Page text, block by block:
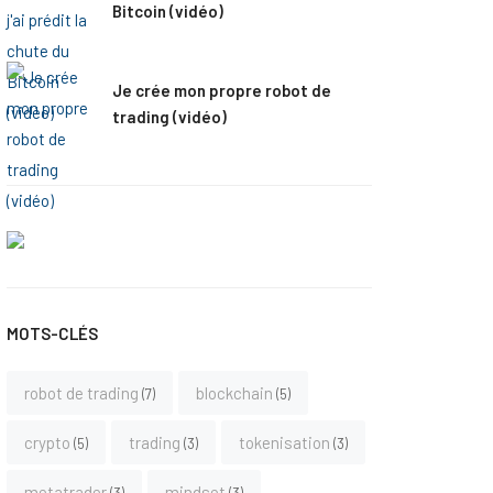
Bitcoin (vidéo)
Je crée mon propre robot de
trading (vidéo)
MOTS-CLÉS
robot de trading 7 blockchain 5
crypto 5 trading 3 tokenisation 3